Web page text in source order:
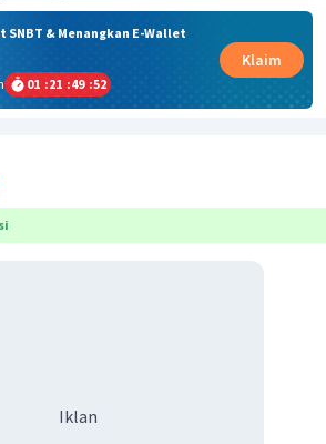
SNBT & Menangkan E-Wallet
01 :21 :49 :52
Klaim
Iklan